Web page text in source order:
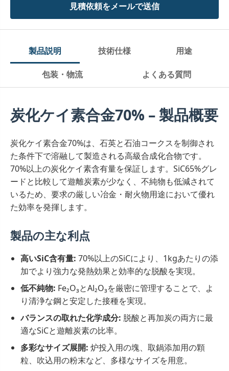
見積依頼をメールで送信
製品説明 技術仕様 用途
包装・物流 よくある質問
炭化ケイ素合金70% – 製品概要
炭化ケイ素合金70%は、石英と石油コークスを制御され
た条件下で溶融して製造される高級合成化合物です。
70%以上の炭化ケイ素含有量を保証します。SiC65%グレ
ードと比較して遊離炭素が少なく、不純物も低減されて
いるため、要求の厳しい冶金・耐火物用途において優れ
た効率を発揮します。
製品の主な利点
高いSiC含有量: 70%以上のSiCにより、1kgあたりの添
加でより強力な発熱効果と効率的な脱酸を実現。
低不純物: Fe₂O₃とAl₂O₃を厳密に管理することで、よ
り清浄な鋼と安定した接種を実現。
バランスの取れた化学成分: 脱酸と再加炭の両方に最
適なSiCと遊離炭素の比率。
多彩なサイズ展開: 炉投入用の塊、取鍋添加用の顆
粒、吹込用の粉末など、多様なサイズを用意。